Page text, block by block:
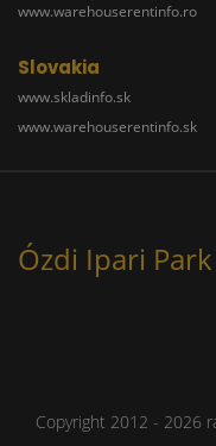
www.warehouserentinfo.ro
Slovakia
www.skladinfo.sk
www.warehouserentinfo.sk
Ózdi Ipari
Copyright 2012 - 2026